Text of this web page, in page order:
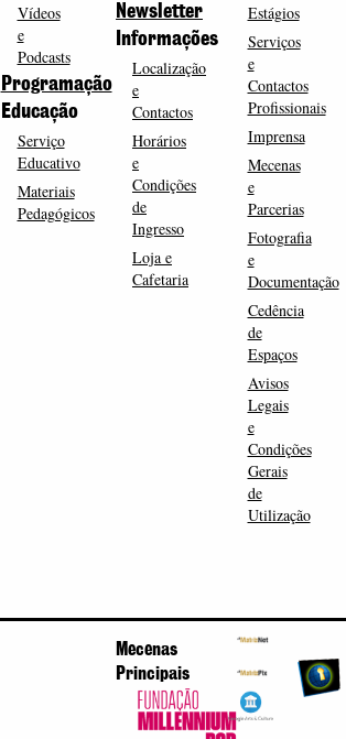
Vídeos
e
Podcasts
Programação
Educação
Serviço
Educativo
Materiais
Pedagógicos
Newsletter
Informações
Localização
e
Contactos
Horários
e
Condições
de
Ingresso
Loja e
Cafetaria
Estágios
Serviços
e
Contactos
Profissionais
Imprensa
Mecenas
e
Parcerias
Fotografia
e
Documentação
Cedência
de
Espaços
Avisos
Legais
e
Condições
Gerais
de
Utilização
Mecenas
Principais